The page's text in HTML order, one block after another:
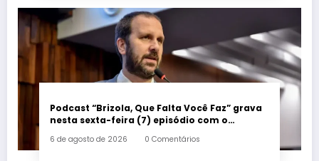
Podcast “Brizola, Que Falta Você Faz” grava
nesta sexta-feira (7) episódio com o
6 de agosto de 2026 0 Comentários